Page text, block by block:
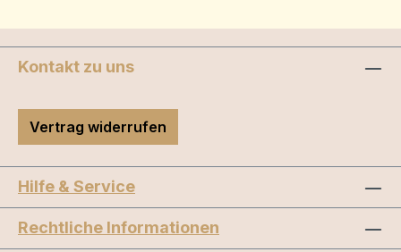
Kontakt zu uns
Vertrag widerrufen
Hilfe & Service
Rechtliche Informationen